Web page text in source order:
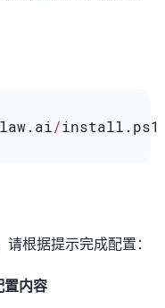
/
根据提示完成配置：
置内容